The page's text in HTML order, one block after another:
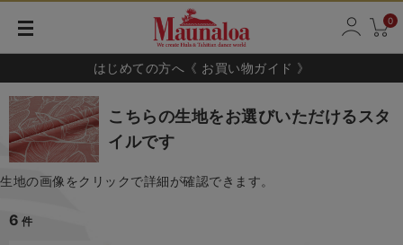
0
はじめての方へ《 お買い物ガイド 》
こちらの生地をお選びいただけるスタ
イルです
生地の画像をクリックで詳細が確認できます。
6 件